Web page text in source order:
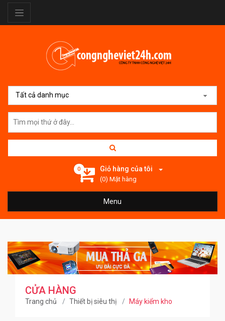
Tất cả danh mục
0 Giỏ hàng của tôi
(0) Mặt hàng
Menu
CỬA HÀNG
Trang chủ Thiết bị siêu thị Máy kiểm kho